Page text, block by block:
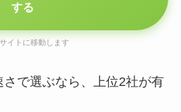
する
イトに移動します
で選ぶなら、上位2社が有